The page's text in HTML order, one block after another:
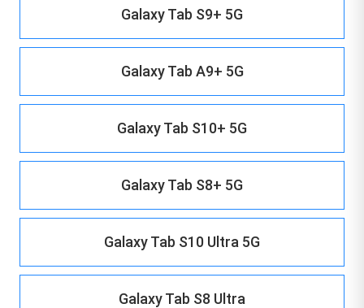
Galaxy Tab S9+ 5G
Galaxy Tab A9+ 5G
Galaxy Tab S10+ 5G
Galaxy Tab S8+ 5G
Galaxy Tab S10 Ultra 5G
Galaxy Tab S8 Ultra